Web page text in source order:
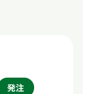
発注